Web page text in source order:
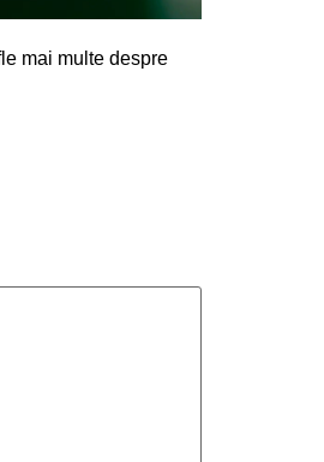
mai multe despre